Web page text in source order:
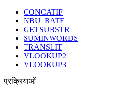
CONCATIF
NBU_RATE
GETSUBSTR
SUMINWORDS
TRANSLIT
VLOOKUP2
VLOOKUP3
प्रक्रियाओं